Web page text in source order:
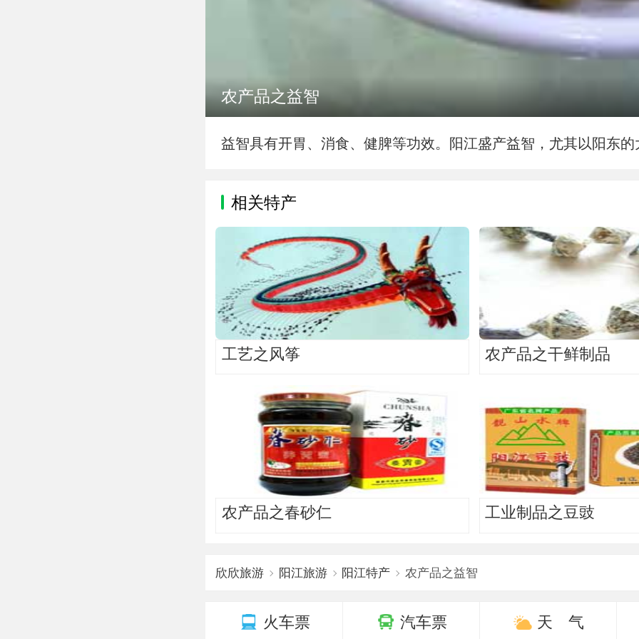
农产品之益智
益智具有开胃、消食、健脾等功效。阳江盛产益智，尤其以阳东的
相关特产
工艺之风筝 农产品之干鲜制品
农产品之春砂仁 工业制品之豆豉
欣欣旅游 阳江旅游 阳江特产 农产品之益智
火车票 汽车票 天 气